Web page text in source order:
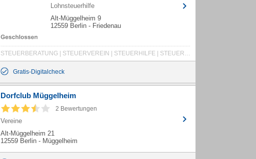
Lohnsteuerhilfe
Alt-Müggelheim 9
12559 Berlin - Friedenau
STEUERBERATUNG | STEUERVEREIN | STEUERHILFE | STEUER | STEUERBESCHEID | LOHNSTEUER | LOHNSTEUERHILFE | LOHNSTEUERHILFEVEREIN | LOHNSTEUERBERATUNG | LOHNSTEUERBERATER | LOHNSTEUERSACHE | EINKOMMENSSTEUER | EINKOMMENSSTEUERERKLÄRUNG | LOHNSTEUERJAHRESAUSGLEICH | STEUERSACHE | STEUERERKLÄRUNG | STEUERAUSGLEICH | JAHRESAUSGLEICH | STEUERZAHLER | FINANZAMT | VERANLAGUNG
Gratis-Digitalcheck
Dorfclub Müggelheim
2 Bewertungen
Vereine
Alt-Müggelheim 21
12559 Berlin - Müggelheim